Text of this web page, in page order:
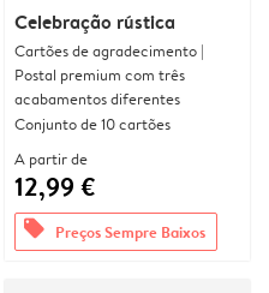
Celebração rústica
Cartões de agradecimento |
Postal premium com três
acabamentos diferentes
Conjunto de 10 cartões
A partir de
12,99 €
offers Preços Sempre Baixos